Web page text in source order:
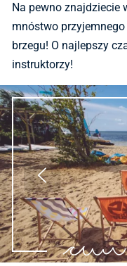
Na pewno znajdziecie
mnóstwo
brzegu! O najlepszy
instruktorzy!